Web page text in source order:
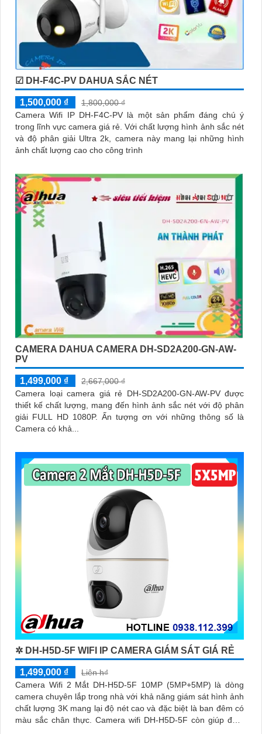
☑ DH-F4C-PV DAHUA SẮC NÉT
1,500,000 ₫
1,800,000 ₫
Camera Wifi IP DH-F4C-PV là một sản phẩm đáng chú ý
trong lĩnh vực camera giá rẻ. Với chất lượng hình ảnh sắc nét
và độ phân giải Ultra 2k, camera này mang lại những hình
ảnh chất lượng cao cho công trình
CAMERA DAHUA CAMERA DH-SD2A200-GN-AW-
PV
1,499,000 ₫
2,667,000 ₫
Camera loại camera giá rẻ DH-SD2A200-GN-AW-PV được
thiết kế chất lượng, mang đến hình ảnh sắc nét với độ phân
giải FULL HD 1080P. Ấn tượng ơn với những thông số là
Camera có khả...
✲ DH-H5D-5F WIFI IP CAMERA GIÁM SÁT GIÁ RẺ
1,499,000 ₫
Liên h₫
Camera Wifi 2 Mắt DH-H5D-5F 10MP (5MP+5MP) là dòng
camera chuyên lắp trong nhà với khả năng giám sát hình ảnh
chất lượng 3K mang lại độ nét cao và đặc biệt là ban đêm có
màu sắc chân thực. Camera wifi DH-H5D-5F còn giúp đảm